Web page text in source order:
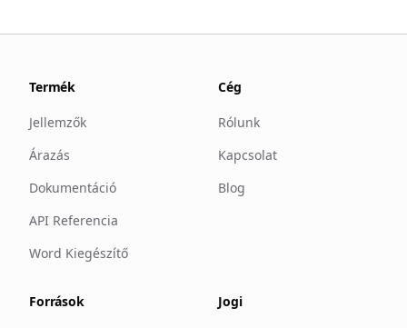
Termék
Jellemzők
Árazás
Dokumentáció
API Referencia
Word Kiegészítő
Cég
Rólunk
Kapcsolat
Blog
Források Jogi